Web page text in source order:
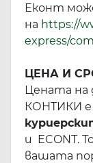
Еконт
на https://
express/
ЦЕНА И
Цената на
КОНТИКИ е
и ECONT.
вашата